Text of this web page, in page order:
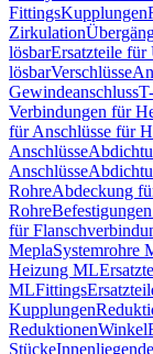
FittingsKupplungen
Zirkulation
lösbarErsatzteile für
lösbarVerschlüsse
Gewindeanschluss
Verbindungen für
für Anschlüsse für
Anschlüsse
Anschlüsse
RohreAbdeckung
Rohre
für
MeplaSystemrohre
Heizung ML
MLFittings
Kupplungen
ReduktionenWinkel
Stücke